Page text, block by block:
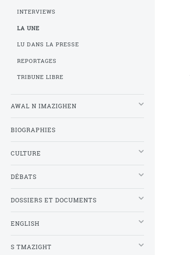
INTERVIEWS
LA UNE
LU DANS LA PRESSE
REPORTAGES
TRIBUNE LIBRE
AWAL N IMAZIGHEN
BIOGRAPHIES
CULTURE
DÉBATS
DOSSIERS ET DOCUMENTS
ENGLISH
S TMAZIGHT